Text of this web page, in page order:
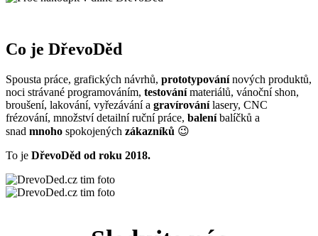
Co je DřevoDěd
Spousta práce, grafických návrhů, prototypovánínových produktů,
noci strávané programováním, testovánímateriálů, vánoční shon,
broušení, lakování, vyřezávání a gravírovánílasery, CNC
frézování, množství detailní ruční práce, baleníbalíčků a
snad mnoho spokojených zákazníků 😉
To je DřevoDěd od roku 2018.